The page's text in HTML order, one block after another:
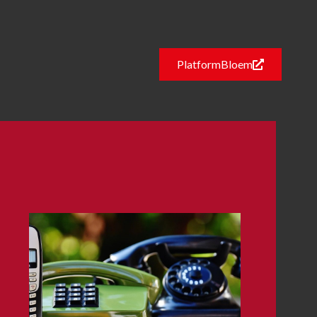
PlatformBloem